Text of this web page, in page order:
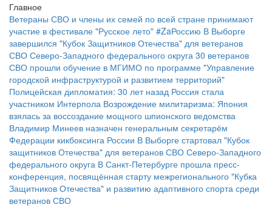
Главное
Ветераны СВО и члены их семей по всей стране принимают
участие в фестивале "Русское лето" #ZaРоссию В Выборге
завершился "Кубок Защитников Отечества" для ветеранов
СВО Северо-Западного федерального округа 30 ветеранов
СВО прошли обучение в МГИМО по программе "Управление
городской инфраструктурой и развитием территорий"
Полицейская дипломатия: 30 лет назад Россия стала
участником Интерпола Возрождение милитаризма: Япония
взялась за воссоздание мощного шпионского ведомства
Владимир Минеев назначен генеральным секретарём
Федерации кикбоксинга России В Выборге стартовал "Кубок
защитников Отечества" для ветеранов СВО Северо-Западного
федерального округа В Санкт-Петербурге прошла пресс-
конференция, посвящённая старту межрегионального "Кубка
Защитников Отечества" и развитию адаптивного спорта среди
ветеранов СВО